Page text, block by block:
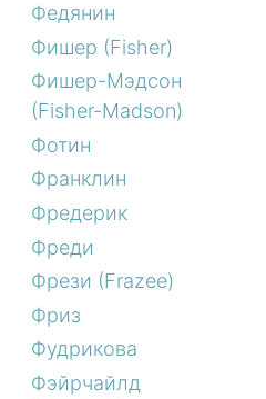
Федянин
Фишер (Fisher)
Фишер-Мэдсон
(Fisher-Madson)
Фотин
Франклин
Фредерик
Фреди
Фрези (Frazee)
Фриз
Фудрикова
Фэйрчайлд